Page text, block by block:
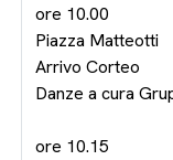
ore 10.00
Piazza Matteotti
Arrivo Corteo
Danze a cura
ore 10.15